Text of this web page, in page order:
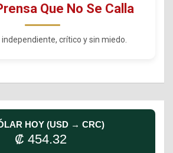
Que No Se Calla
crítico y sin miedo.
HOY (USD → CRC)
₡ 454.32